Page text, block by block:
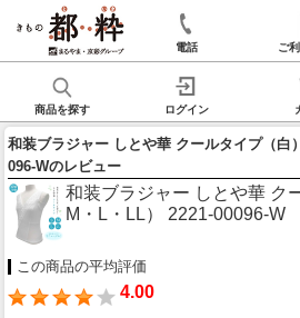
電話 ご
商品を探す ログイン
和装ブラジャー しとや華 クールタイプ（白
096-Wのレビュー
和装ブラジャー しとや華 ク
M・L・LL） 2221-00096-W
この商品の平均評価
4.00